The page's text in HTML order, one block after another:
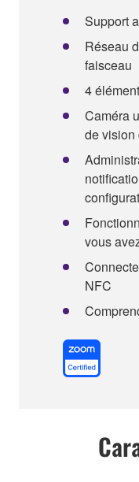
Support
Réseau
faisceau
4
Caméra
de vision
vous
NFC